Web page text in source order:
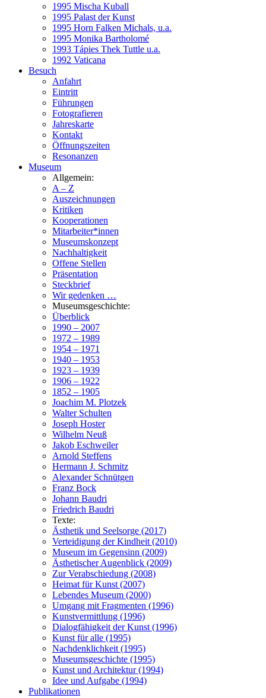
1995 Mischa Kuball
1995 Palast der Kunst
1995 Horn Falken Michals, u.a.
1995 Monika Bartholomé
1993 Tápies Thek Tuttle u.a.
1992 Vaticana
Besuch
Anfahrt
Eintritt
Führungen
Fotografieren
Jahreskarte
Kontakt
Öffnungszeiten
Resonanzen
Museum
Allgemein:
A – Z
Auszeichnungen
Kritiken
Kooperationen
Mitarbeiter*innen
Museumskonzept
Nachhaltigkeit
Offene Stellen
Präsentation
Steckbrief
Wir gedenken …
Museumsgeschichte:
Überblick
1990 – 2007
1972 – 1989
1954 – 1971
1940 – 1953
1923 – 1939
1906 – 1922
1852 – 1905
Joachim M. Plotzek
Walter Schulten
Joseph Hoster
Wilhelm Neuß
Jakob Eschweiler
Arnold Steffens
Hermann J. Schmitz
Alexander Schnütgen
Franz Bock
Johann Baudri
Friedrich Baudri
Texte:
Ästhetik und Seelsorge (2017)
Verteidigung der Kindheit (2010)
Museum im Gegensinn (2009)
Ästhetischer Augenblick (2009)
Zur Verabschiedung (2008)
Heimat für Kunst (2007)
Lebendes Museum (2000)
Umgang mit Fragmenten (1996)
Kunstvermittlung (1996)
Dialogfähigkeit der Kunst (1996)
Kunst für alle (1995)
Nachdenklichkeit (1995)
Museumsgeschichte (1995)
Kunst und Architektur (1994)
Idee und Aufgabe (1994)
Publikationen